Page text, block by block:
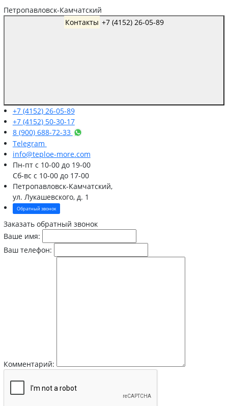
Петропавловск-Камчатский
Контакты
+7 (4152) 26-05-89
+7 (4152) 50-30-17
8 (900) 688-72-33
Telegram
info@teploe-more.com
Пн-птс 10-00 до 19-00
Сб-вс с 10-00 до 17-00
Петропавловск-Камчатский,
ул. Лукашевского, д. 1
Обратный звонок
Заказать обратный звонок
Ваше имя:
Ваш телефон:
Комментарий: